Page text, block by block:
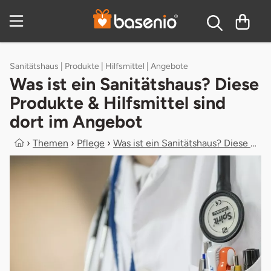
Inhaltsverzeichnis
Sanitätshaus | Produkte | Hilfsmittel | Angebote
Was ist ein Sanitätshaus? Diese
Produkte & Hilfsmittel sind
dort im Angebot
› Themen › Pflege › Was ist ein Sanitätshaus? Diese Pro...